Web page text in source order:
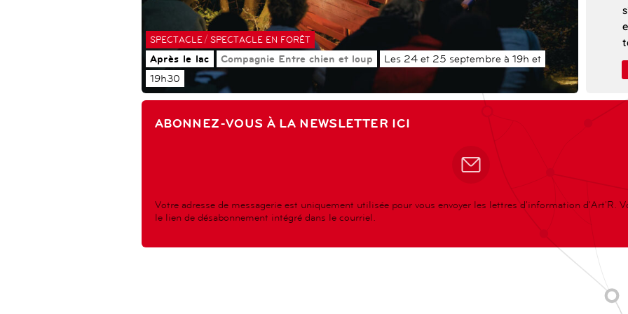
SPECTACLE /SPECTACLE EN FORÊT
Après le lac Compagnie Entre chien et loup
Les 24 et 25 septembre à 19h et
19h30
ABONNEZ-VOUS À LA NEWSLETTER ICI
Votre adresse de messagerie est uniquement utilisée pour vous envoyer les lettres d'information d'Art'R.
le lien de désabonnement intégré dans le courriel.